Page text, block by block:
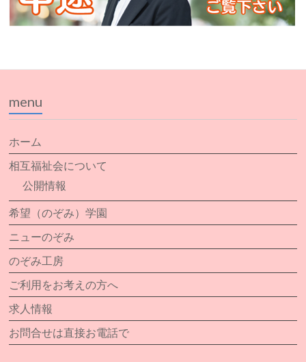
menu
ホーム
相互福祉会について
公開情報
希望（のぞみ）学園
ニューのぞみ
のぞみ工房
ご利用をお考えの方へ
求人情報
お問合せは直接お電話で